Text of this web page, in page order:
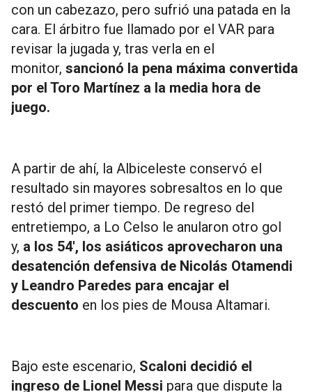
con un cabezazo, pero sufrió una patada en la
cara. El árbitro fue llamado por el VAR para
revisar la jugada y, tras verla en el
monitor, sancionó la pena máxima convertida
por el Toro Martínez a la media hora de
juego.
A partir de ahí, la Albiceleste conservó el
resultado sin mayores sobresaltos en lo que
restó del primer tiempo. De regreso del
entretiempo, a Lo Celso le anularon otro gol
y, a los 54′, los asiáticos aprovecharon una
desatención defensiva de Nicolás Otamendi
y Leandro Paredes para encajar el
descuento en los pies de Mousa Altamari.
Bajo este escenario, Scaloni decidió el
ingreso de Lionel Messi para que dispute la